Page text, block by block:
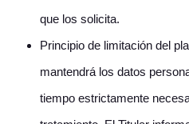
que los solicita.
Principio de limitación del
mantendrá los datos
tiempo estrictamente